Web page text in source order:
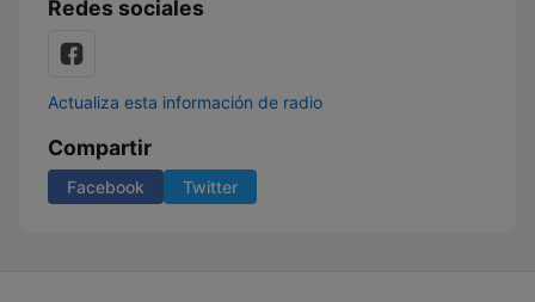
Redes sociales
Actualiza esta información de radio
Compartir
Facebook Twitter